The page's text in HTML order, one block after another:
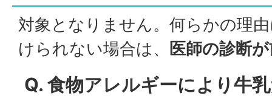
対象となりません。何らかの理
けられない場合は、
医師の診断
Q. 食物アレルギーにより牛